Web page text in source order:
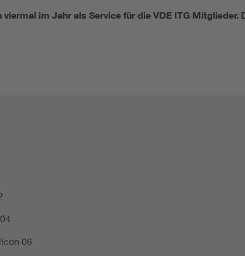
viermal im Jahr als Service für die VDE ITG
06